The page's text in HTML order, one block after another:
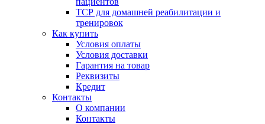
ТСР для домашней реабилитации и
тренировок
Как купить
Условия оплаты
Условия доставки
Гарантия на товар
Реквизиты
Кредит
Контакты
О компании
Контакты